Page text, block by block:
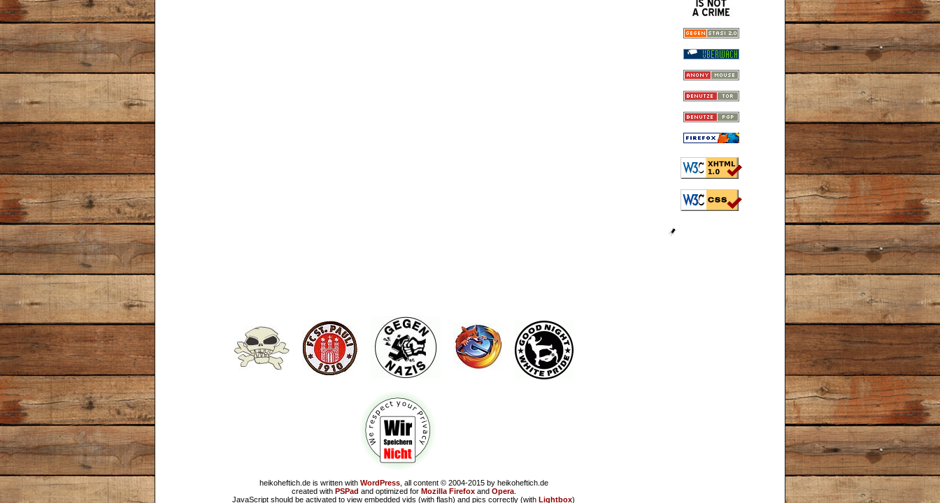
heikoheftich.de is written with WordPress, all content © 2004-2015 by heikoheftich.de
created with PSPad and optimized for Mozilla Firefoxand Opera.
JavaScript should be activated to view embedded vids (with flash) and pics correctly (with Lightbox)